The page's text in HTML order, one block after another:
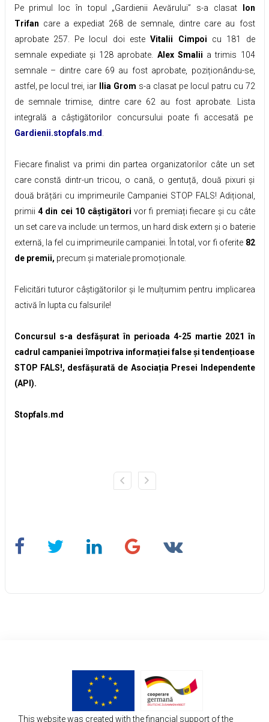
Pe primul loc în topul „Gardienii Aevărului” s-a clasat Ion
Trifan care a expediat 268 de semnale, dintre care au fost
aprobate 257. Pe locul doi esteVitalii Cimpoi cu 181 de
semnale expediate și 128 aprobate. Alex Smalii a trimis 104
semnale – dintre care 69 au fost aprobate, poziționându-se,
astfel, pe locul trei, iar Ilia Grom s-a clasat pe locul patru cu 72
de semnale trimise, dintre care 62 au fost aprobate. Lista
integrală a câștigătorilor concursului poate fi accesată pe
Gardienii.stopfals.md
Fiecare finalist va primi din partea organizatorilor câte un set
care constă dintr-un tricou, o cană, o gentuță, două pixuri și
două brățări cu imprimeurile Campaniei STOP FALS! Adițional,
primii 4 din cei 10 câștigători vor fi premiați fiecare și cu câte
un set care va include: un termos, un hard disk extern și o baterie
externă, la fel cu imprimeurile campaniei. În total, vor fi oferite 82
de premii, precum și materiale promoționale.
Felicitări tuturor câștigătorilor și le mulțumim pentru implicarea
activă în lupta cu falsurile!
Concursul s-a desfășurat în perioada 4-25 martie 2021 în
cadrul campaniei împotriva informației false și tendențioase
STOP FALS!, desfășurată de Asociația Presei Independente
(API).
Stopfals.md
This website was created with the financial support of the